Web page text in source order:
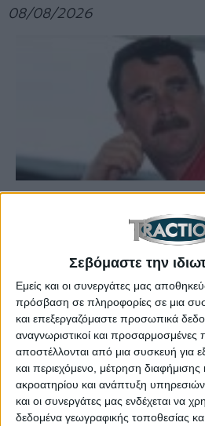
Σεβόμαστε την
Εμείς και οι συνεργάτες μας
πρόσβαση σε πληροφορίες σε μια
και επεξεργαζόμαστε προσωπικά
αναγνωριστικοί και προσαρμοσμένες
αποστέλλονται από μια συσκευή για
και περιεχόμενο, μέτρηση διαφήμισης
ακροατηρίου και ανάπτυξη υπηρεσιών.
και οι συνεργάτες μας ενδέχεται να
δεδομένα γεωγραφικής τοποθεσίας
08/08/2026
8 Αυγούστου,
Το 1953, γεννήθηκε στο
Αγγλίας ο Παγκόσμιος
Mansell
ΝΕΑ